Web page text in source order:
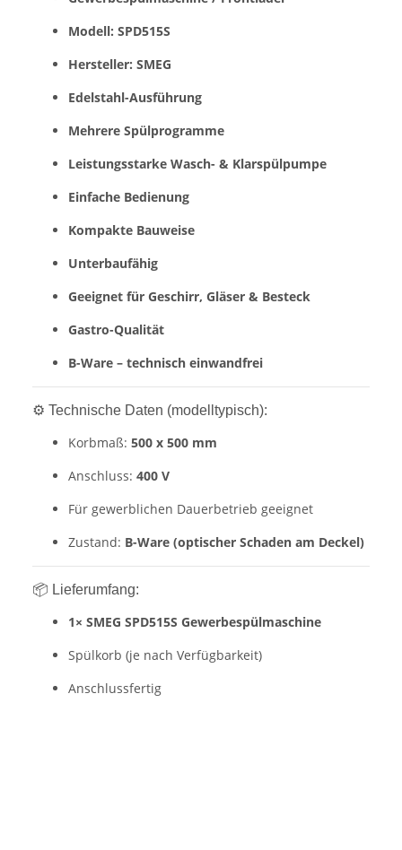
Modell: SPD515S
Hersteller: SMEG
Edelstahl-Ausführung
Mehrere Spülprogramme
Leistungsstarke Wasch- & Klarspülpumpe
Einfache Bedienung
Kompakte Bauweise
Unterbaufähig
Geeignet für Geschirr, Gläser & Besteck
Gastro-Qualität
B-Ware – technisch einwandfrei
⚙️ Technische Daten (modelltypisch):
Korbmaß: 500 x 500 mm
Anschluss: 400 V
Für gewerblichen Dauerbetrieb geeignet
Zustand: B-Ware (optischer Schaden am Deckel)
📦 Lieferumfang:
1× SMEG SPD515S Gewerbespülmaschine
Spülkorb (je nach Verfügbarkeit)
Anschlussfertig